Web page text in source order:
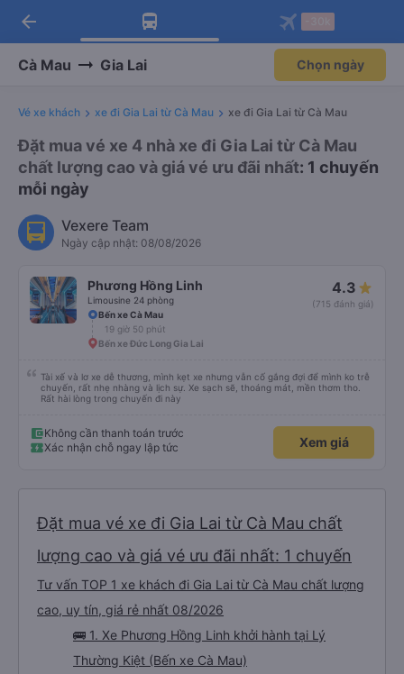
Tải app Vexere ngay!
Nhận ưu đãi thành viên độc
Mở app
Tải app Vexere
-30k/ghế khi đặt vé máy bay qua
Mở app
arrow_back
Cà Mau Gia Lai Chọn ngày
Vé xe khách xe đi Gia Lai từ Cà Mau xe đi Gia Lai từ Cà Mau
Đặt mua vé xe 4 nhà xe đi Gia Lai từ Cà Mau
chất lượng cao và giá vé ưu đãi nhất: 1 chuyến
mỗi ngày
Vexere Team
Ngày cập nhật: 08/08/2026
Phương Hồng Linh
Limousine 24 phòng
4.3
(715 đánh giá)
Bến xe Cà Mau
19 giờ 50 phút
Bến xe Đức Long Gia Lai
Tài xế và lơ xe dễ thương, mình kẹt xe nhưng vẫn cố gắng đợi để mình ko trễ
chuyến, rất nhẹ nhàng và lịch sự. Xe sạch sẽ, thoáng mát, mền thơm tho.
Rất hài lòng trong chuyến đi này
Không cần thanh toán trước
Xác nhận chỗ ngay lập tức
Xem giá
Đặt mua vé xe đi Gia Lai từ Cà Mau chất
lượng cao và giá vé ưu đãi nhất: 1 chuyến
Tư vấn TOP 1 xe khách đi Gia Lai từ Cà Mau chất lượng
cao, uy tín, giá rẻ nhất 08/2026
🚌 1. Xe Phương Hồng Linh khởi hành tại Lý
Thường Kiệt (Bến xe Cà Mau)